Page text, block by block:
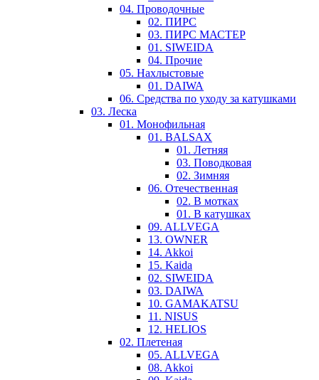
04. Проводочные
02. ПИРС
03. ПИРС МАСТЕР
01. SIWEIDA
04. Прочие
05. Нахлыстовые
01. DAIWA
06. Средства по уходу за катушками
03. Леска
01. Монофильная
01. BALSAX
01. Летняя
03. Поводковая
02. Зимняя
06. Отечественная
02. В мотках
01. В катушках
09. ALLVEGA
13. OWNER
14. Akkoi
15. Kaida
02. SIWEIDA
03. DAIWA
10. GAMAKATSU
11. NISUS
12. HELIOS
02. Плетеная
05. ALLVEGA
08. Akkoi